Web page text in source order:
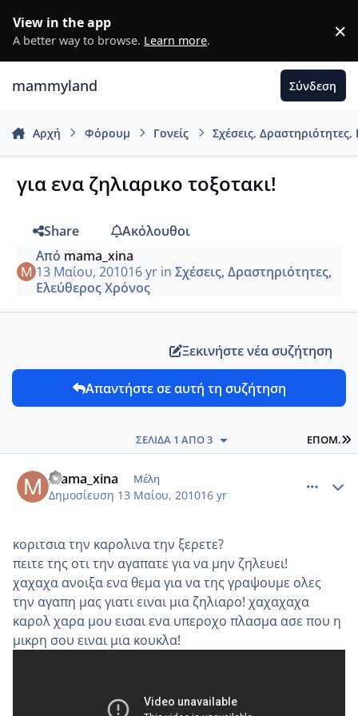
View in the app
A better way to browse. Learn more. ×
mammyland Σύνδεση
Αρχή Φόρουμ Γονείς Σχέσεις,
για ενα ζηλιαρικο τοξοτακι!
Share
Ακόλουθοι
Από mama_xina
13 Μαίου, 201016 yrin Σχέσεις, Δραστηριότητες,
Ελεύθερος Χρόνος
Ξεκινήστε νέα συζήτηση
Απαντήστε σε αυτή τη συζήτηση
ΕΠΌΜ.
ΣΕΛΊΔΑ 1 ΑΠΌ 3
mama_xina Μέλη
Δημοσίευση 13 Μαίου, 201016 yr
κοριτσια την καρολινα την ξερετε?
πειτε της οτι την αγαπατε για να μην ζηλευει!
χαχαχα ανοιξα ενα θεμα για να της γραψουμε ολες
την αγαπη μας γιατι ειναι μια ζηλιαρο! χαχαχαχα
καρολ χαρα μου εισαι ενα υπεροχο πλασμα ασε που η
μικρη σου ειναι μια κουκλα!